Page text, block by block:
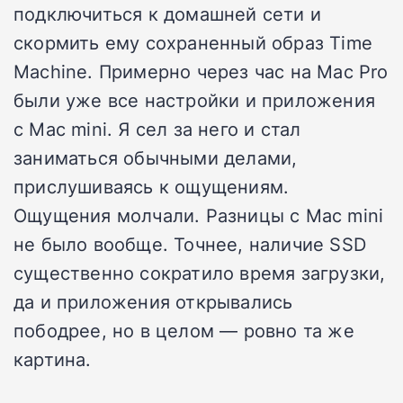
подключиться к домашней сети и
скормить ему сохраненный образ Time
Machine. Примерно через час на Mac Pro
были уже все настройки и приложения
с Mac mini. Я сел за него и стал
заниматься обычными делами,
прислушиваясь к ощущениям.
Ощущения молчали. Разницы с Mac mini
не было вообще. Точнее, наличие SSD
существенно сократило время загрузки,
да и приложения открывались
пободрее, но в целом — ровно та же
картина.